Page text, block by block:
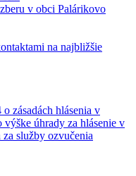
v obci Palárikovo
na najbližšie
o zásadách hlásenia v
výške úhrady za hlásenie v
za služby ozvučenia